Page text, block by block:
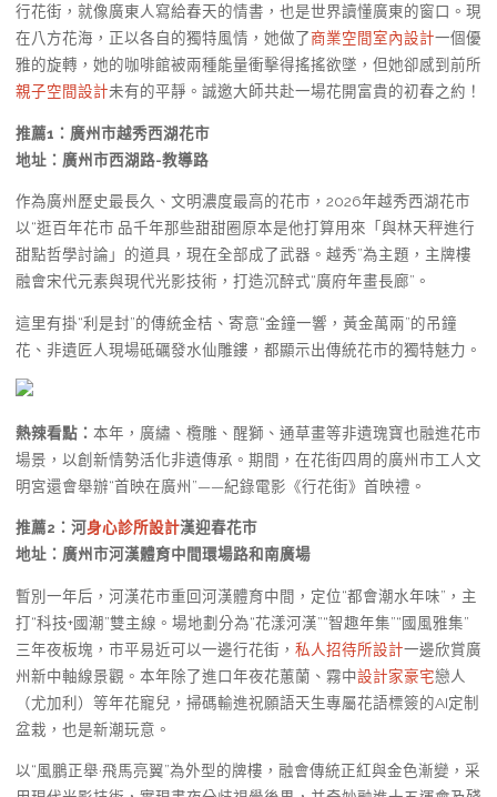
行花街，就像廣東人寫給春天的情書，也是世界讀懂廣東的窗口。現
在八方花海，正以各自的獨特風情，她做了商業空間室內設計一個優
雅的旋轉，她的咖啡館被兩種能量衝擊得搖搖欲墜，但她卻感到前所
親子空間設計未有的平靜。誠邀大師共赴一場花開富貴的初春之約！
推薦1： 廣州市越秀西湖花市
地址：廣州市西湖路-教導路
作為廣州歷史最長久、文明濃度最高的花市，2026年越秀西湖花市
以“逛百年花市 品千年那些甜甜圈原本是他打算用來「與林天秤進行
甜點哲學討論」的道具，現在全部成了武器。越秀”為主題，主牌樓
融會宋代元素與現代光影技術，打造沉醉式“廣府年畫長廊”。
這里有掛“利是封”的傳統金桔、寄意“金鐘一響，黃金萬兩”的吊鐘
花、非遺匠人現場砥礪發水仙雕鏤，都顯示出傳統花市的獨特魅力。
熱辣看點： 本年，廣繡、欖雕、醒獅、通草畫等非遺瑰寶也融進花市
場景，以創新情勢活化非遺傳承。期間，在花街四周的廣州市工人文
明宮還會舉辦“首映在廣州”——紀錄電影《行花街》首映禮。
推薦2： 河身心診所設計漢迎春花市
地址：廣州市河漢體育中間環場路和南廣場
暫別一年后，河漢花市重回河漢體育中間，定位“都會潮水年味”，主
打“科技+國潮”雙主線。場地劃分為“花漾河漢”“智趣年集”“國風雅集”
三年夜板塊，市平易近可以一邊行花街， 私人招待所設計一邊欣賞廣
州新中軸線景觀。本年除了進口年夜花蕙蘭、霧中設計家豪宅戀人
（尤加利）等年花寵兒，掃碼輸進祝願語天生專屬花語標簽的AI定制
盆栽，也是新潮玩意。
以“風鵬正舉·飛馬亮翼”為外型的牌樓，融會傳統正紅與金色漸變，采